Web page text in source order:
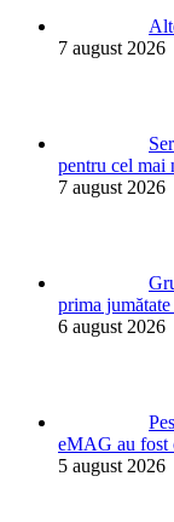
7 august 2026
pentru cel mai
7 august 2026
prima
6 august 2026
eMAG au fost
5 august 2026